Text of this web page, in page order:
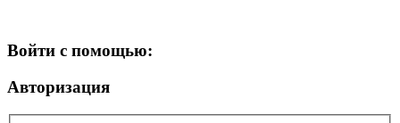
Войти с помощью:
Авторизация